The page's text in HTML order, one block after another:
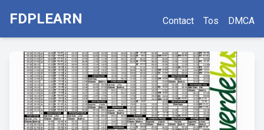
FDPLEARN Contact Tos DMCA